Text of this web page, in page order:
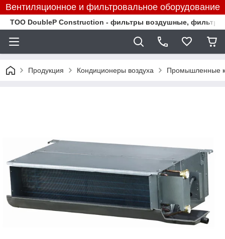
Вентиляционное и фильтровальное оборудование
TOO DoubleP Construction - фильтры воздушные,
Продукция Кондиционеры воздуха Промышленные